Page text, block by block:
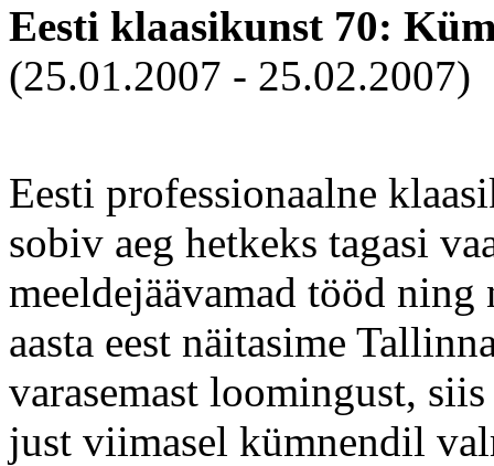
Eesti klaasikunst 70:
(25.01.2007 - 25.02.2007)
Eesti professionaalne
sobiv aeg hetkeks tagasi
meeldejäävamad tööd
aasta eest näitasime
varasemast loomingust,
just viimasel kümnendil